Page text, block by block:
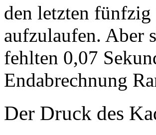
den letzten
aufzulaufen. Aber
fehlten 0,07
Endabrechnung
Der Druck des